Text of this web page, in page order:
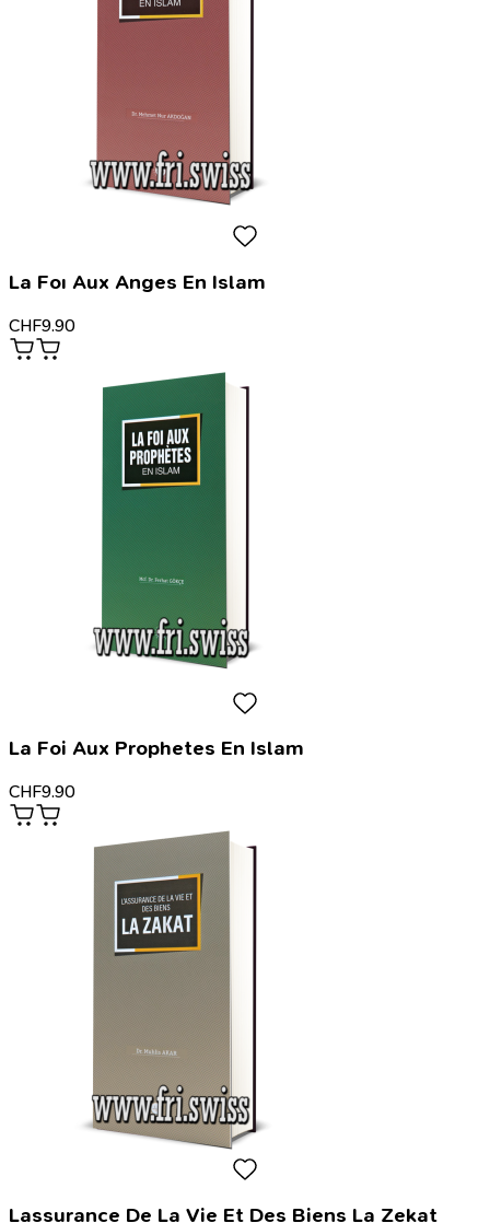
La Foı Aux Anges En Islam
CHF9.90
La Foi Aux Prophetes En Islam
CHF9.90
Lassurance De La Vie Et Des Biens La Zekat